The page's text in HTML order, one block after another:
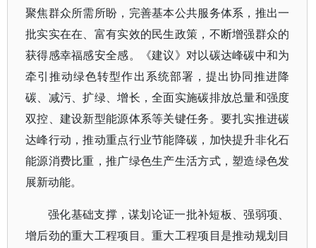
聚焦群众所需所盼，完善基本公共服务体系，推出一
批实实在在、富有实效的民生政策，不断增强群众的
获得感幸福感安全感。《建议》对以碳达峰碳中和为
牵引推动绿色转型作出系统部署，提出协同推进降
碳、减污、扩绿、增长，全面实施碳排放总量和强度
双控、建设新型能源体系等关键任务。要扎实推进碳
达峰行动，推动重点行业节能降碳，加快提升非化石
能源消费比重，推广绿色生产生活方式，塑造绿色发
展新动能。
强化基础支撑，谋划论证一批补短板、强弱项、
增后劲的重大工程项目。重大工程项目是推动规划目